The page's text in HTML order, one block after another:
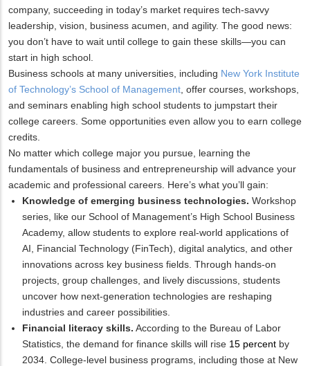
company, succeeding in today’s market requires tech-savvy
leadership, vision, business acumen, and agility. The good news:
you don’t have to wait until college to gain these skills—you can
start in high school.
Business schools at many universities, including New York Institute
of Technology’s School of Management , offer courses, workshops,
and seminars enabling high school students to jumpstart their
college careers. Some opportunities even allow you to earn college
credits.
No matter which college major you pursue, learning the
fundamentals of business and entrepreneurship will advance your
academic and professional careers. Here’s what you’ll gain:
Knowledge of emerging business technologies. Workshop
series, like our School of Management’s High School Business
Academy, allow students to explore real-world applications of
AI, Financial Technology (FinTech), digital analytics, and other
innovations across key business fields. Through hands-on
projects, group challenges, and lively discussions, students
uncover how next-generation technologies are reshaping
industries and career possibilities.
Financial literacy skills. According to the Bureau of Labor
Statistics, the demand for finance skills will rise 15 percent by
2034. College-level business programs, including those at New